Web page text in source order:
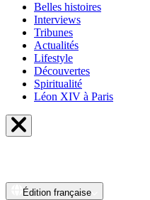
Belles histoires
Interviews
Tribunes
Actualités
Lifestyle
Découvertes
Spiritualité
Léon XIV à Paris
Édition française